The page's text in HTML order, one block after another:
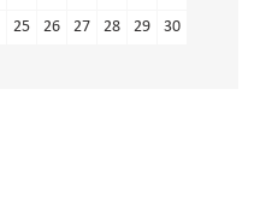
25 26 27 28 29
30